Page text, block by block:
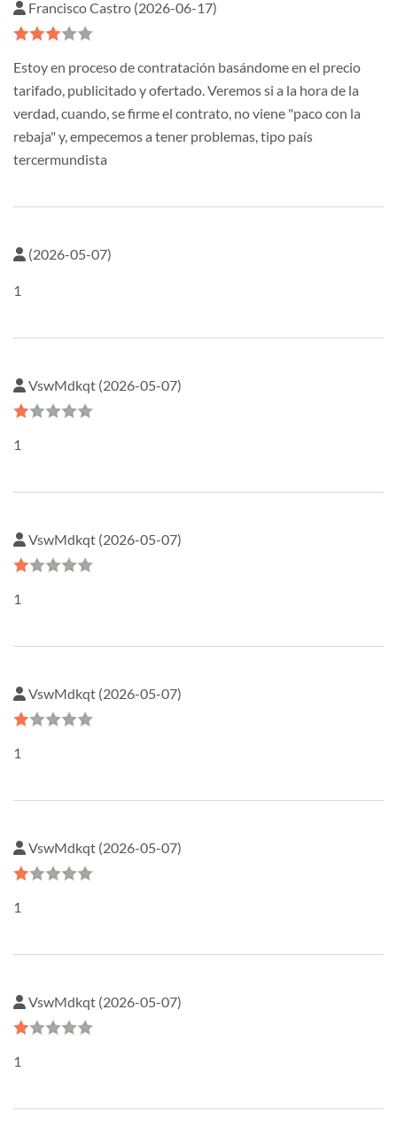
Francisco Castro (2026-06-17)
Estoy en proceso de contratación basándome en el precio
tarifado, publicitado y ofertado. Veremos si a la hora de la
verdad, cuando, se firme el contrato, no viene "paco con la
rebaja" y, empecemos a tener problemas, tipo país
tercermundista
(2026-05-07)
1
VswMdkqt (2026-05-07)
1
VswMdkqt (2026-05-07)
1
VswMdkqt (2026-05-07)
1
VswMdkqt (2026-05-07)
1
VswMdkqt (2026-05-07)
1